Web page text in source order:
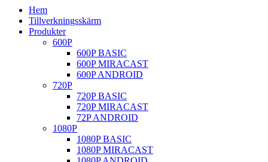
Hem
Tillverkningsskärm
Produkter
600P
600P BASIC
600P MIRACAST
600P ANDROID
720P
720P BASIC
720P MIRACAST
72P ANDROID
1080P
1080P BASIC
1080P MIRACAST